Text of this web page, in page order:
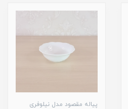
پیاله مقصود مدل نیلوفری